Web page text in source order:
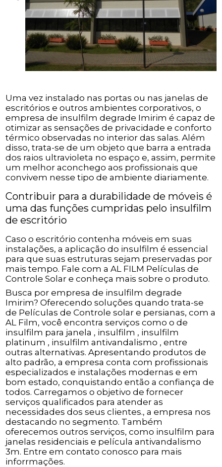
Uma vez instalado nas portas ou nas janelas de
escritórios e outros ambientes corporativos, o
empresa de insulfilm degrade Imirim é capaz de
otimizar as sensações de privacidade e conforto
térmico observadas no interior das salas. Além
disso, trata-se de um objeto que barra a entrada
dos raios ultravioleta no espaço e, assim, permite
um melhor aconchego aos profissionais que
convivem nesse tipo de ambiente diariamente.
Contribuir para a durabilidade de móveis é
uma das funções cumpridas pelo insulfilm
de escritório
Caso o escritório contenha móveis em suas
instalações, a aplicação do insulfilm é essencial
para que suas estruturas sejam preservadas por
mais tempo. Fale com a AL FILM Películas de
Controle Solar e conheça mais sobre o produto.
Busca por empresa de insulfilm degrade
Imirim? Oferecendo soluções quando trata-se
de Películas de Controle solar e persianas, com a
AL Film, você encontra serviços como o de
insulfilm para janela , insulfilm , insulfilm
platinum , insulfilm antivandalismo , entre
outras alternativas. Apresentando produtos de
alto padrão, a empresa conta com profissionais
especializados e instalações modernas e em
bom estado, conquistando então a confiança de
todos. Carregamos o objetivo de fornecer
serviços qualificados para atender as
necessidades dos seus clientes., a empresa nos
destacando no segmento. Também
oferecemos outros serviços, como insulfilm para
janelas residenciais e película antivandalismo
3m. Entre em contato conosco para mais
inforrmações.